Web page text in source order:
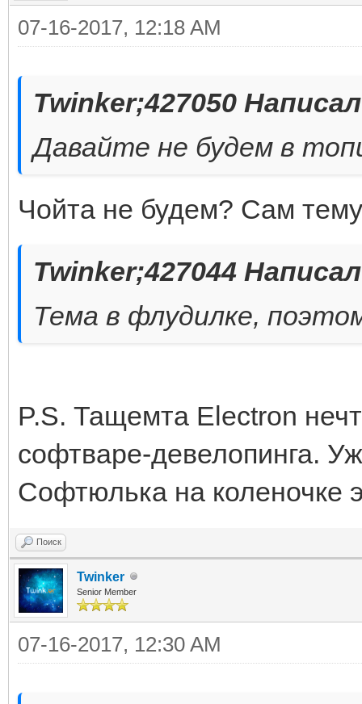
07-16-2017, 12:18 AM
Twinker;427050
Давайте не будем в
Чойта не будем? Сам
Twinker;427044
Тема в флудилке,
P.S. Тащемта Electron
софтваре-девелопинга.
Софтюлька на коленочке
Поиск
Twinker
Senior Member
07-16-2017, 12:30 AM